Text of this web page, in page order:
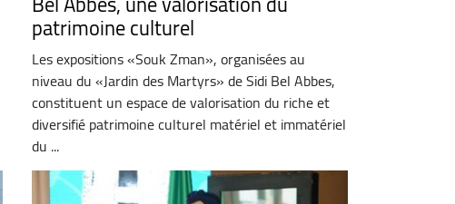
patrimoine culturel
Les expositions «Souk Zman», organisées au
niveau du «Jardin des Martyrs» de Sidi Bel Abbes,
constituent un espace de valorisation du riche et
diversifié patrimoine culturel matériel et immatériel
du ...